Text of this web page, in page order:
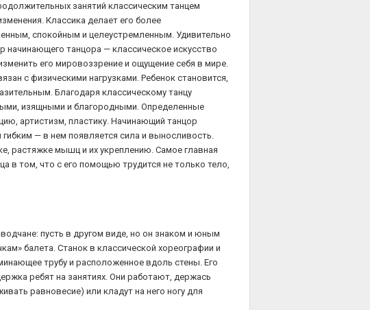
занятий классическим танцем
Классика делает его более
спокойным и целеустремленным. Удивительно
начинающего танцора — классическое искусство
его мировоззрение и ощущение себя в мире.
с физическими нагрузками. Ребенок становится,
Благодаря классическому танцу
изящными и благородными. Определенные
артистизм, пластику. Начинающий танцор
— в нем появляется сила и выносливость.
растяжке мышц и их укреплению. Самое главная
в том, что с его помощью трудится не только тело,
пусть в другом виде, но он знаком и юным
балета. Станок в классической хореографии и
трубу и расположенное вдоль стены. Его
ребят на занятиях. Они работают, держась
равновесие) или кладут на него ногу для